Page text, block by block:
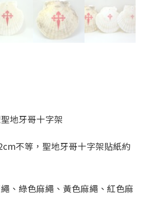
地牙哥十字架
不等，聖地牙哥十字架貼紙約
、綠色麻繩、黃色麻繩、紅色麻